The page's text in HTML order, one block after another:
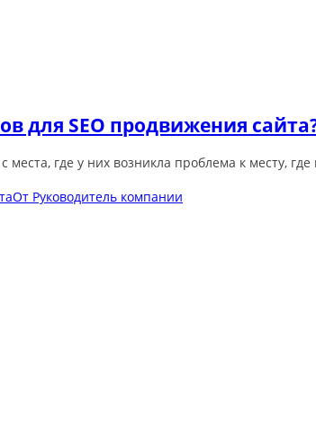
для SEO продвижения
где у них возникла проблема к месту,
От Руководитель компании